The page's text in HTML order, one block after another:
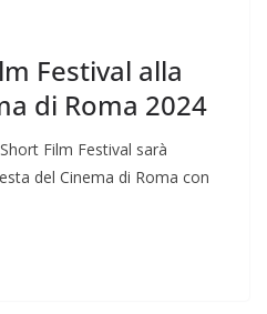
Festival alla
di Roma 2024
Film Festival sarà
del Cinema di Roma con